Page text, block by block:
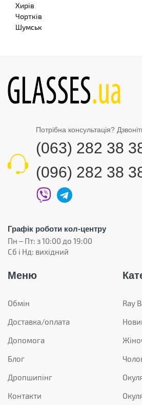
Хирів
Чортків
Шумськ
Потрібна консультація?
(063) 282 38
(096) 282 38
Графік роботи кол-центру
Пн – Пт: з 10:00 до 19:00
Сб і Нд: вихідний
Меню
Обмін
Доставка/оплата
Допомога
Блог
Дропшипінг
Контакти
Ray